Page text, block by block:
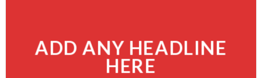
ADD ANY HEADLINE
HERE